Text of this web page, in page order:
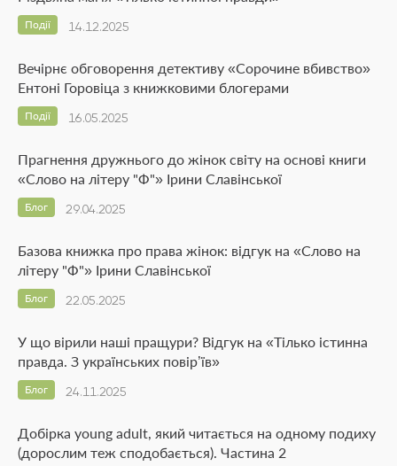
14.12.2025
Події
Вечірнє обговорення детективу «Сорочине вбивство»
Ентоні Горовіца з книжковими блогерами
16.05.2025
Події
Прагнення дружнього до жінок світу на основі книги
«Слово на літеру "Ф"» Ірини Славінської
29.04.2025
Блог
Базова книжка про права жінок: відгук на «Слово на
літеру "Ф"» Ірини Славінської
22.05.2025
Блог
У що вірили наші пращури? Відгук на «Тілько істинна
правда. З українських повір’їв»
24.11.2025
Блог
Добірка young adult, який читається на одному подиху
(дорослим теж сподобається). Частина 2